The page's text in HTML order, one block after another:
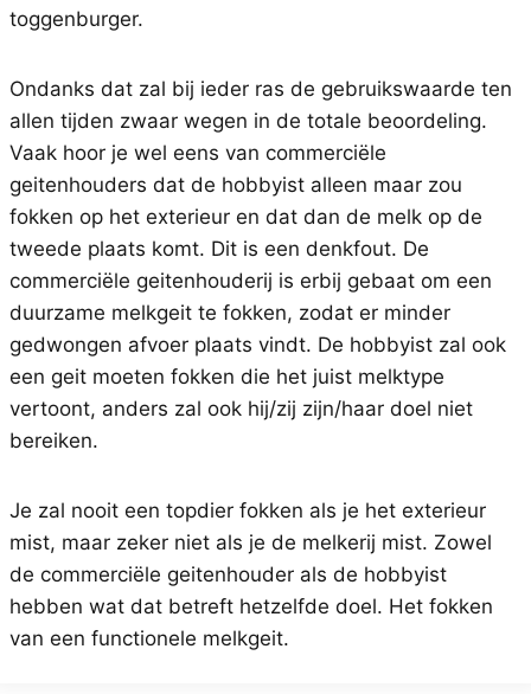
toggenburger.
Ondanks dat zal bij ieder ras de gebruikswaarde ten
allen tijden zwaar wegen in de totale beoordeling.
Vaak hoor je wel eens van commerciële
geitenhouders dat de hobbyist alleen maar zou
fokken op het exterieur en dat dan de melk op de
tweede plaats komt. Dit is een denkfout. De
commerciële geitenhouderij is erbij gebaat om een
duurzame melkgeit te fokken, zodat er minder
gedwongen afvoer plaats vindt. De hobbyist zal ook
een geit moeten fokken die het juist melktype
vertoont, anders zal ook hij/zij zijn/haar doel niet
bereiken.
Je zal nooit een topdier fokken als je het exterieur
mist, maar zeker niet als je de melkerij mist. Zowel
de commerciële geitenhouder als de hobbyist
hebben wat dat betreft hetzelfde doel. Het fokken
van een functionele melkgeit.